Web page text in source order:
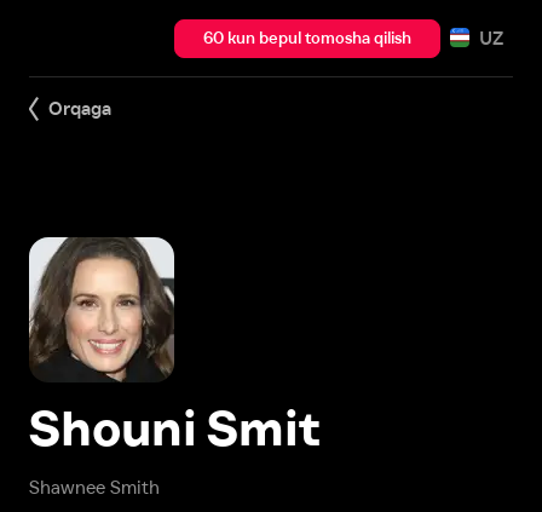
60 kun bepul tomosha qilish UZ
Orqaga
Shawnee Smith
Shouni Smit